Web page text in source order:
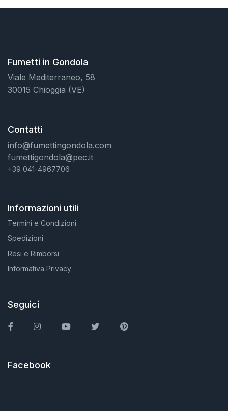
Fumetti in Gondola
Viale Mediterraneo, 58
30015 Chioggia (VE)
Contatti
info@fumettingondola.com
fumettigondola@pec.it
+39 041-4967706
Informazioni utili
Termini e Condizioni
Spedizioni
Resi e Rimborsi
Informativa Privacy
Seguici
FacebookInstagramYou TubeTwitter Pinterest
Facebook